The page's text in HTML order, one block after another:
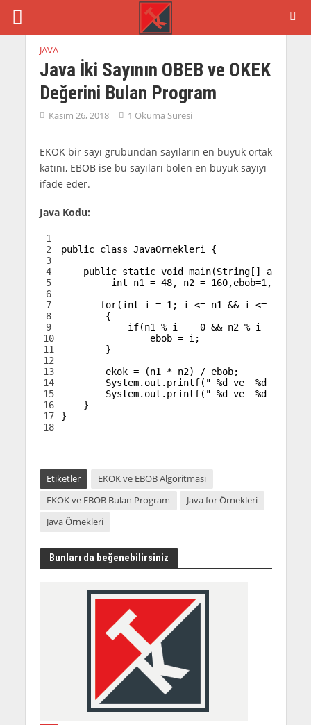
JAVA
Java İki Sayının OBEB ve OKEK
Değerini Bulan Program
Kasım 26, 2018 1 Okuma Süresi
EKOK bir sayı grubundan sayıların en büyük ortak
katını, EBOB ise bu sayıları bölen en büyük sayıyı
ifade eder.
Java Kodu:
1
2
3
4
5
6
7
8
9
10
11
12
13
14
15
16
17
18
public class JavaOrnekleri
{
public static void main(String[ ] args
int
n1 = 48, n2 = 160,ebob=1 ,
for(int i = 1 ; i <= n1 && i <=
{
if(n1 % i == 0 && n2 % i ==
ebob = i ;
}
ekok = (n1 * n2) / ebob;
System. out . printf( " %d ve  %d
System. out . printf( " %d ve  %d
}
}
Etiketler
EKOK ve EBOB Algoritması
EKOK ve EBOB Bulan Program
Java for Örnekleri
Java Örnekleri
Bunları da beğenebilirsiniz